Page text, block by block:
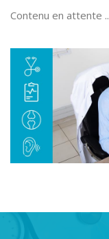
Contenu en attente ..